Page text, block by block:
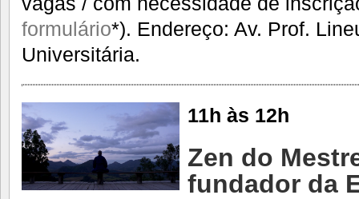
formulário*). Endereço: Av. Prof.
Universitária.
11h às 12h
Zen do
fundador da